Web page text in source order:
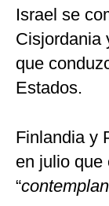
Israel se
Cisjordania
que
Estados.
Finlandia y
en julio que
“contemplan